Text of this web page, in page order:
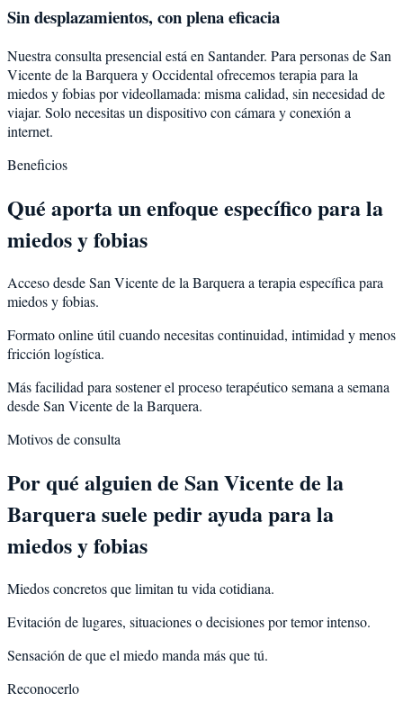
Sin desplazamientos, con plena eficacia
Nuestra consulta presencial está en Santander. Para personas deSan
Vicente de la Barquera yOccidental ofrecemos terapia para la
miedos y fobiaspor videollamada: misma calidad, sin necesidad de
viajar. Solo necesitas un dispositivo con cámara y conexión a
internet.
Beneficios
Qué aporta un enfoque específico para la
miedos y fobias
Acceso desde San Vicente de la Barquera a terapia específica para
miedos y fobias.
Formato online útil cuando necesitas continuidad, intimidad y menos
fricción logística.
Más facilidad para sostener el proceso terapéutico semana a semana
desde San Vicente de la Barquera.
Motivos de consulta
Por qué alguien de San Vicente de la
Barquerasuele pedir ayuda para la
miedos y fobias
Miedos concretos que limitan tu vida cotidiana.
Evitación de lugares, situaciones o decisiones por temor intenso.
Sensación de que el miedo manda más que tú.
Reconocerlo